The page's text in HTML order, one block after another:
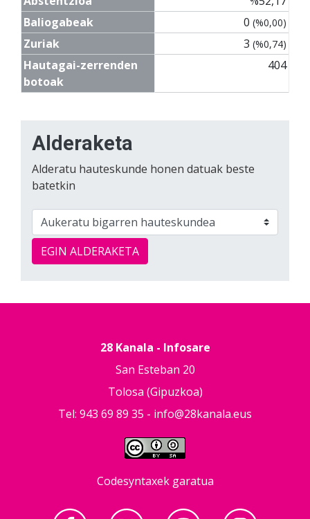
Baliogabeak
0 (%0,00)
Zuriak 3 (%0,74)
Hautagai-zerrenden
botoak
404
Alderaketa
Alderatu hauteskunde honen datuak beste
batetkin
EGIN ALDERAKETA
28 Kanala - Infosare
San Esteban 20
Tolosa (Gipuzkoa)
Tel: 943 69 89 35 - info@28kanala.eus
Codesyntaxek garatua